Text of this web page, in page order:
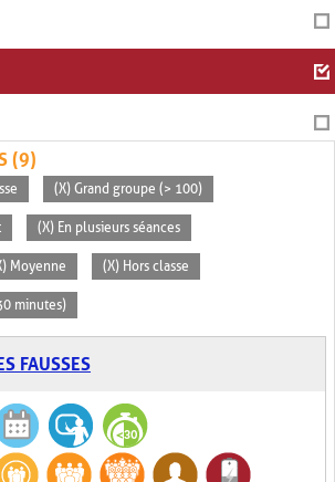
(9)
(X) Grand groupe (> 100)
(X) En plusieurs séances
Moyenne (X) Hors classe
minutes)
FAUSSES